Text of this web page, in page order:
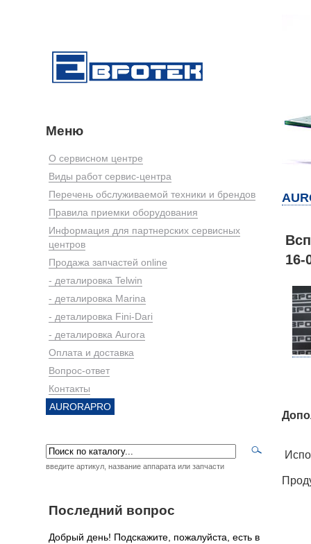
Меню
О сервисном центре
Виды работ сервис-центра
Перечень обслуживаемой техники и брендов
Правила приемки оборудования
Информация для партнерских сервисных
центров
Продажа запчастей online
- деталировка Telwin
- деталировка Marina
- деталировка Fini-Dari
- деталировка Aurora
Оплата и доставка
Вопрос-ответ
Контакты
AURORAPRO
введите артикул, название аппарата или запчасти
Последний вопрос
Добрый день! Подскажите, пожалуйста, есть в
16-